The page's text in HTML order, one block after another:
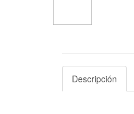
Descripción